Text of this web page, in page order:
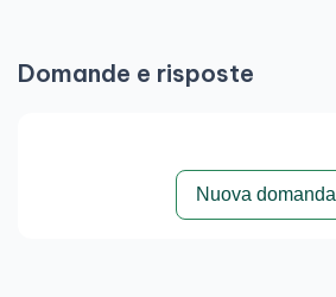
Domande e risposte
Nuova domanda